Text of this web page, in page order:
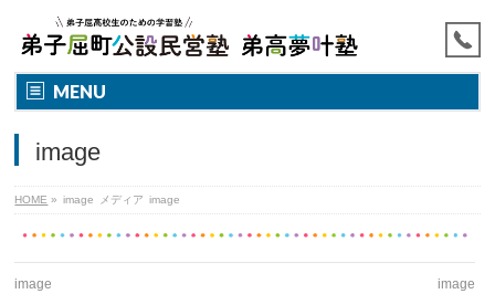
MENU
image
HOME » image メディア image
image image